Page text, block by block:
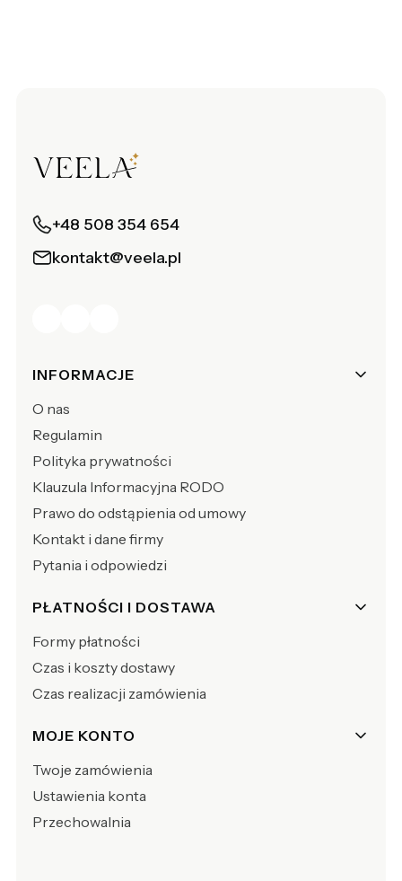
+48 508 354 654
kontakt@veela.pl
Linki w stopce
INFORMACJE
O nas
Regulamin
Polityka prywatności
Klauzula Informacyjna RODO
Prawo do odstąpienia od umowy
Kontakt i dane firmy
Pytania i odpowiedzi
PŁATNOŚCI I DOSTAWA
Formy płatności
Czas i koszty dostawy
Czas realizacji zamówienia
MOJE KONTO
Twoje zamówienia
Ustawienia konta
Przechowalnia